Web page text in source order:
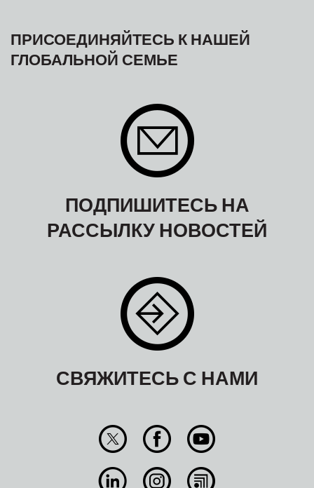
ПРИСОЕДИНЯЙТЕСЬ К НАШЕЙ
ГЛОБАЛЬНОЙ СЕМЬЕ
ПОДПИШИТЕСЬ НА
РАССЫЛКУ НОВОСТЕЙ
СВЯЖИТЕСЬ С НАМИ